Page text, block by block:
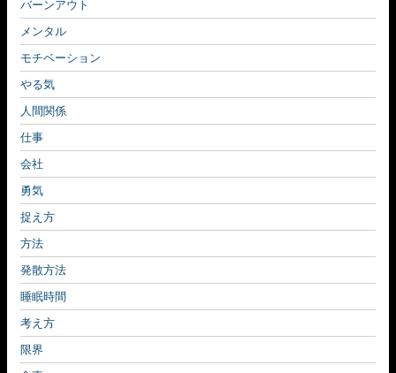
バーンアウト
メンタル
モチベーション
やる気
人間関係
仕事
会社
勇気
捉え方
方法
発散方法
睡眠時間
考え方
限界